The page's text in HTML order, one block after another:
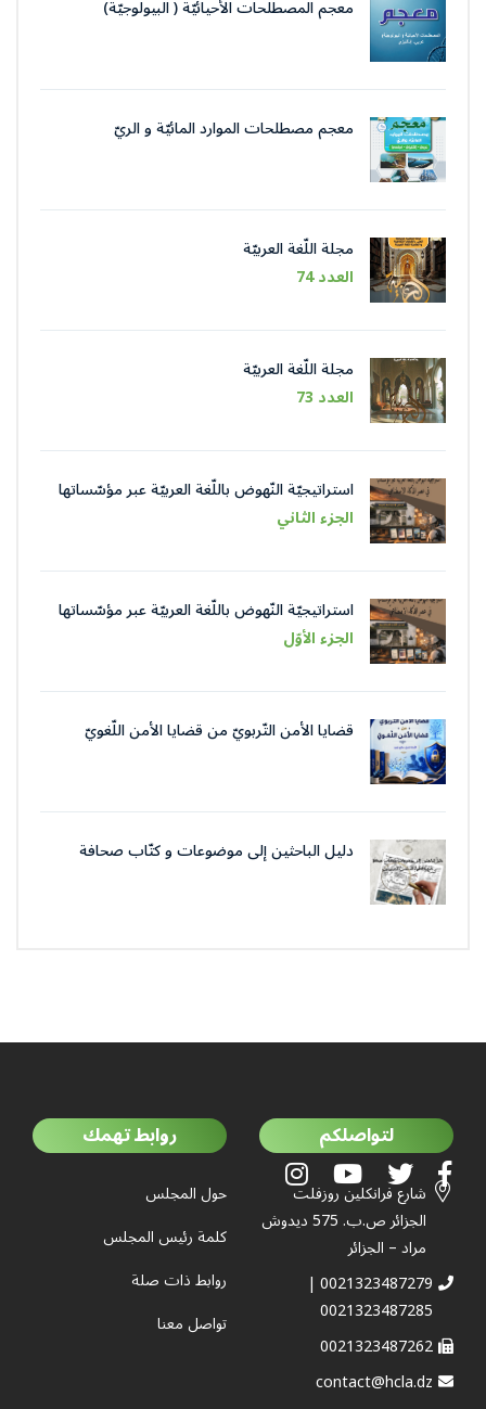
معجم المصطلحات الأحيائيّة ( البيولوجيّة)
معجم مصطلحات الموارد المائيّة و الريّ
مجلة اللّغة العربيّة
العدد 74
مجلة اللّغة العربيّة
العدد 73
استراتيجيّة النّهوض باللّغة العربيّة عبر مؤسّساتها
في عصر الذّكاء الاصطناعيّ
الجزء الثاني
استراتيجيّة النّهوض باللّغة العربيّة عبر مؤسّساتها
في عصر الذّكاء الاصطناعيّ
الجزء الأوّل
قضايا الأمن التّربويّ من قضايا الأمن اللّغويّ
دليل الباحثين إلى موضوعات و كتّاب صحافة
لتواصلكم
شارع فرانكلين روزفلت
الجزائر ص.ب. 575 ديدوش
مراد – الجزائر
0021323487279 |
0021323487285
0021323487262
contact@hcla.dz
روابط تهمك
حول المجلس
كلمة رئيس المجلس
روابط ذات صلة
تواصل معنا